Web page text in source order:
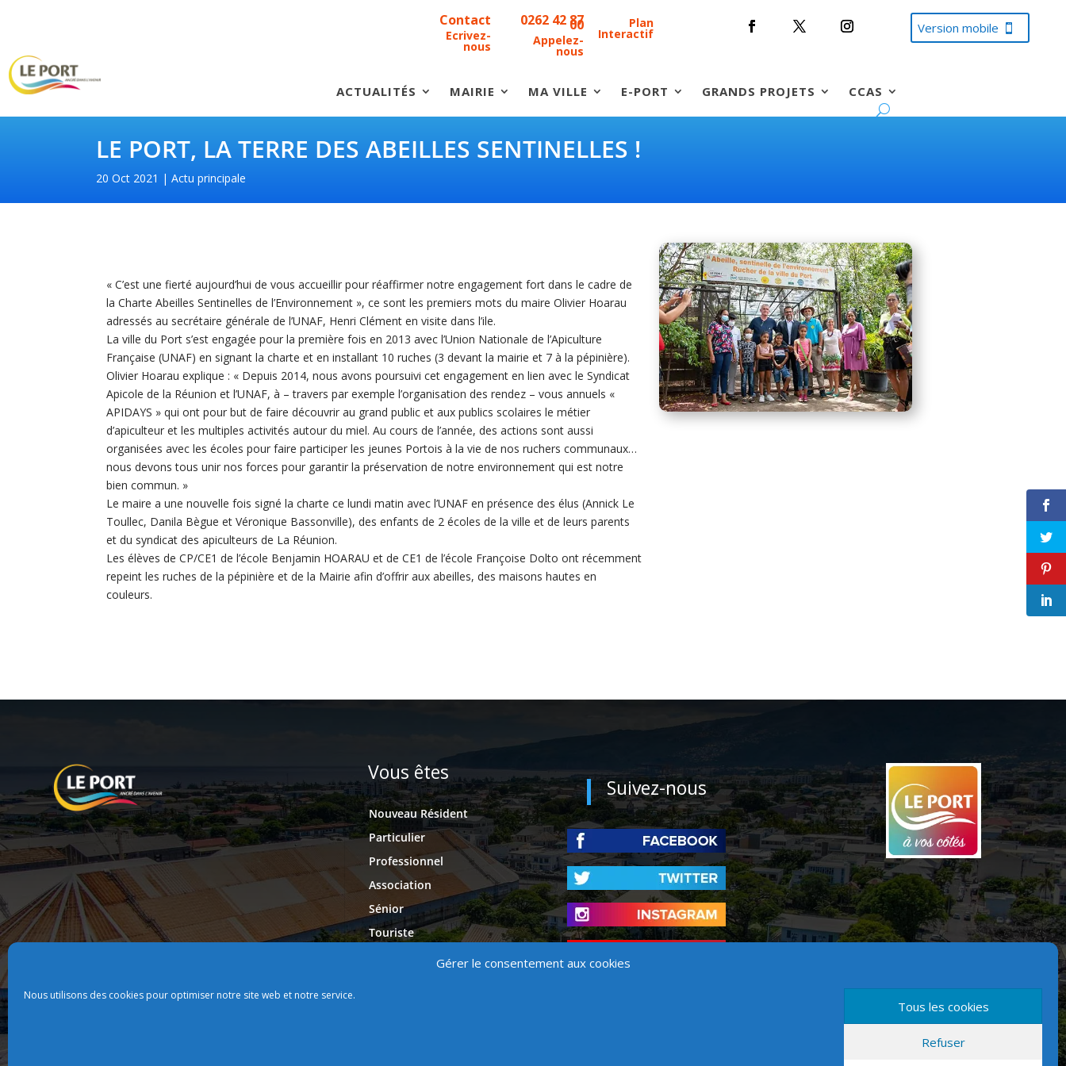
Gérer le consentement aux cookies
Nous utilisons des cookies pour optimiser notre site web et notre service.
Tous les cookies
Refuser
Contact
Ecrivez-
nous
0262 42 87
00
Appelez-
nous
Plan
Interactif Version mobile
ACTUALITÉS MAIRIE MA VILLE E-PORT GRANDS PROJETS CCAS
LE PORT, LA TERRE DES ABEILLES SENTINELLES !
20 Oct 2021 Actu principale
« C’est une fierté aujourd’hui de vous accueillir pour réaffirmer notre engagement fort dans le cadre de
la Charte Abeilles Sentinelles de l’Environnement », ce sont les premiers mots du maire Olivier Hoarau
adressés au secrétaire générale de l’UNAF, Henri Clément en visite dans l’ile.
La ville du Port s’est engagée pour la première fois en 2013 avec l’Union Nationale de l’Apiculture
Française (UNAF) en signant la charte et en installant 10 ruches (3 devant la mairie et 7 à la pépinière).
Olivier Hoarau explique : « Depuis 2014, nous avons poursuivi cet engagement en lien avec le Syndicat
Apicole de la Réunion et l’UNAF, à – travers par exemple l’organisation des rendez – vous annuels «
APIDAYS » qui ont pour but de faire découvrir au grand public et aux publics scolaires le métier
d’apiculteur et les multiples activités autour du miel. Au cours de l’année, des actions sont aussi
organisées avec les écoles pour faire participer les jeunes Portois à la vie de nos ruchers communaux…
nous devons tous unir nos forces pour garantir la préservation de notre environnement qui est notre
bien commun. »
Le maire a une nouvelle fois signé la charte ce lundi matin avec l’UNAF en présence des élus (Annick Le
Toullec, Danila Bègue et Véronique Bassonville), des enfants de 2 écoles de la ville et de leurs parents
et du syndicat des apiculteurs de La Réunion.
Les élèves de CP/CE1 de l’école Benjamin HOARAU et de CE1 de l’école Françoise Dolto ont récemment
repeint les ruches de la pépinière et de la Mairie afin d’offrir aux abeilles, des maisons hautes en
couleurs.
Vous êtes
Nouveau Résident
Particulier
Professionnel
Association
Sénior
Touriste
Suivez-nous
Version mobile